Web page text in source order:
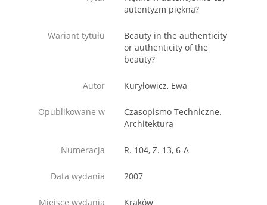
autentyzm piękna?
Wariant tytułu
Beauty in the authenticity
or authenticity of the
beauty?
Autor Kuryłowicz, Ewa
Opublikowane w
Czasopismo Techniczne.
Architektura
Numeracja R. 104, Z. 13, 6-A
Data wydania 2007
Miejsce wydania Kraków